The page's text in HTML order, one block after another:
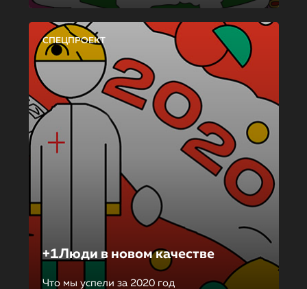
СПЕЦПРОЕКТ
+1Люди в новом качестве
Что мы успели за 2020 год